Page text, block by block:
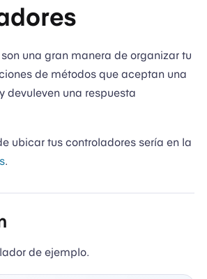
una gran manera de organizar tu
de métodos que aceptan una
devuleven una respuesta
ubicar tus controladores sería en la
.
de ejemplo.